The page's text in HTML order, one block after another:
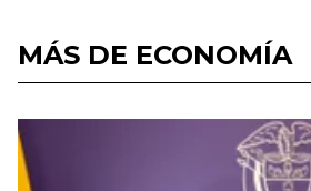
MÁS DE ECONOMÍA